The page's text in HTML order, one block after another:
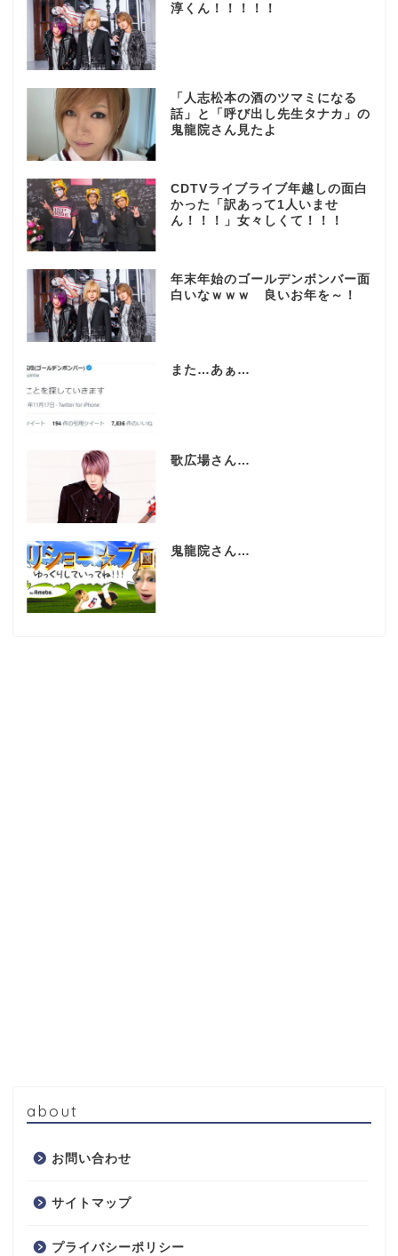
淳くん！！！！！
「人志松本の酒のツマミになる
話」と「呼び出し先生タナカ」の
鬼龍院さん見たよ
CDTVライブライブ年越しの面白
かった「訳あって1人いませ
ん！！！」女々しくて！！！
年末年始のゴールデンボンバー面
白いなｗｗｗ 良いお年を～！
また…あぁ…
歌広場さん…
鬼龍院さん…
about
お問い合わせ
サイトマップ
プライバシーポリシー